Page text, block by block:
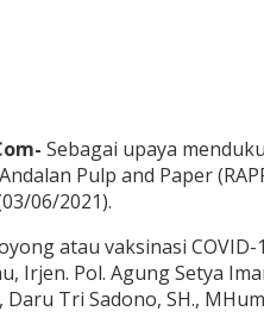
Sebagai upaya
Pulp and Paper
06/2021).
atau vaksinasi
Irjen. Pol. Agung Setya
Tri Sadono, SH.,